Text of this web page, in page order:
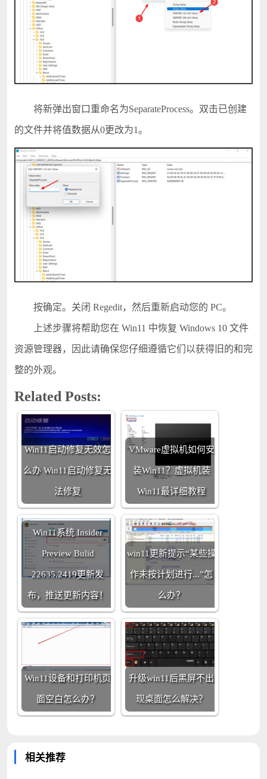
将新弹出窗口重命名为SeparateProcess。双击已创建
的文件并将值数据从0更改为1。
按确定。关闭 Regedit，然后重新启动您的 PC。
上述步骤将帮助您在 Win11 中恢复 Windows 10 文件
资源管理器，因此请确保您仔细遵循它们以获得旧的和完
整的外观。
Related Posts:
Win11启动修复无效怎
么办 Win11启动修复无
法修复
VMware虚拟机如何安
装Win11？虚拟机装
Win11最详细教程
Win11系统 Insider
Preview Bulid
22635.2419更新发
布，推送更新内容！
win11更新提示“某些操
作未按计划进行...”怎
么办？
Win11设备和打印机页
面空白怎么办？
升级win11后黑屏不出
现桌面怎么解决？
相关推荐